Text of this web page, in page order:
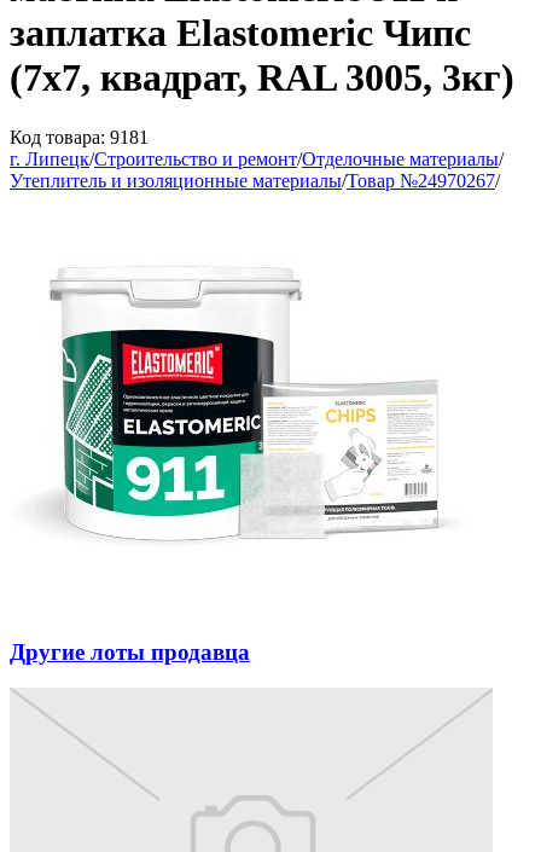
заплатка Elastomeric Чипс
(7х7, квадрат, RAL 3005, 3кг)
Код товара: 9181
г. Липецк/Строительство и ремонт/Отделочные материалы/
Утеплитель и изоляционные материалы/Товар №24970267/
Другие лоты продавца